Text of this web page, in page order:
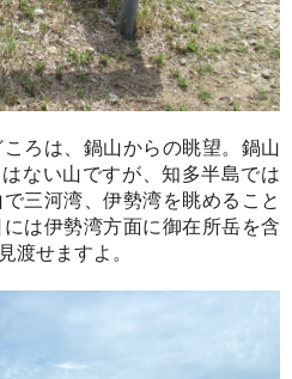
ろは、鍋山からの眺望。鍋山
ない山ですが、知多半島では
三河湾、伊勢湾を眺めること
は伊勢湾方面に御在所岳を含
渡せますよ。